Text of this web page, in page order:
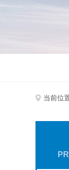
当前位